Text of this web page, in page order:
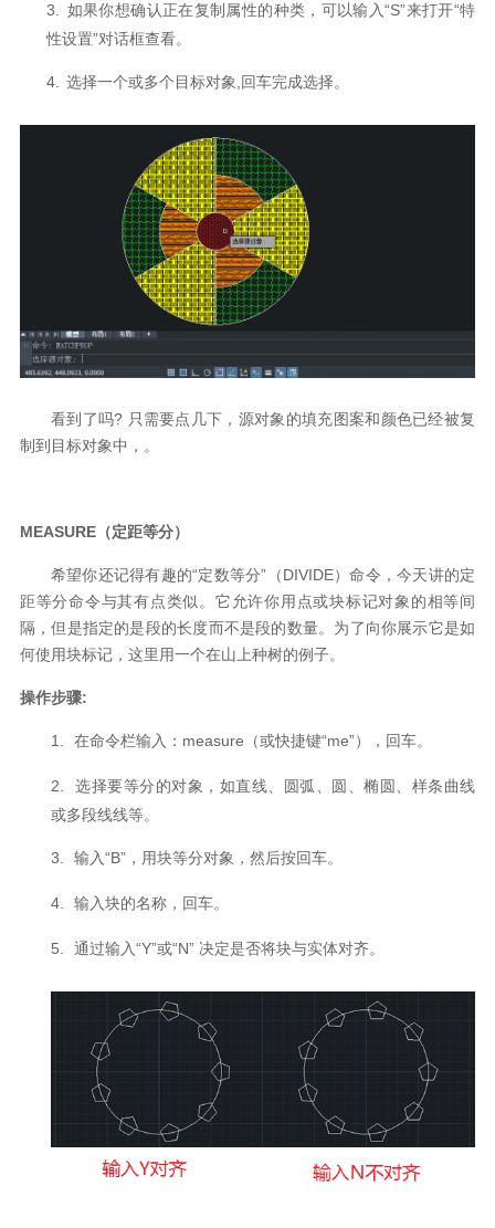
3. 如果你想确认正在复制属性的种类，可以输入“S”来打开“特
性设置”对话框查看。
4. 选择一个或多个目标对象,回车完成选择。
看到了吗? 只需要点几下，源对象的填充图案和颜色已经被复
制到目标对象中，。
MEASURE（定距等分）
希望你还记得有趣的“定数等分” （DIVIDE）命令，今天讲的定
距等分命令与其有点类似。它允许你用点或块标记对象的相等间
隔，但是指定的是段的长度而不是段的数量。为了向你展示它是如
何使用块标记，这里用一个在山上种树的例子。
操作步骤:
1. 在命令栏输入： measure （或快捷键“me”），回车。
2.
选择要等分的对象，如直线、圆弧、圆、椭圆、样条曲线
或多段线线等。
3. 输入“B”，用块等分对象，然后按回车。
4. 输入块的名称，回车。
5. 通过输入“Y”或“N” 决定是否将块与实体对齐。